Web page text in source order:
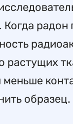
Когда
растущих
образец.